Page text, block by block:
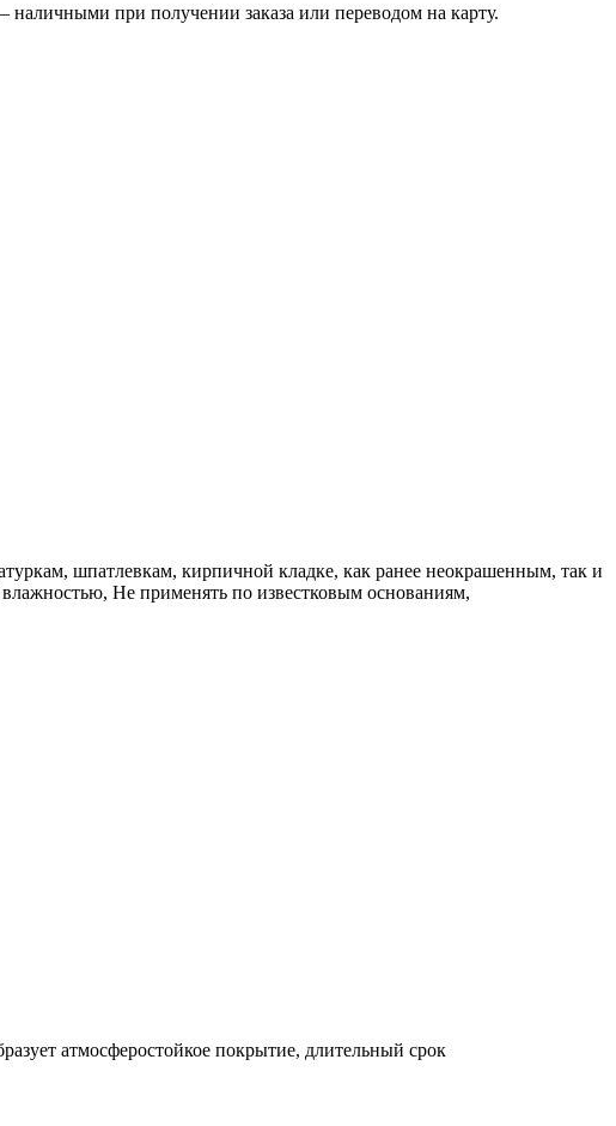
наличными при получении заказа или переводом на карту.
шпатлевкам, кирпичной кладке, как ранее неокрашенным, так и
Не применять по известковым основаниям,
атмосферостойкое покрытие, длительный срок